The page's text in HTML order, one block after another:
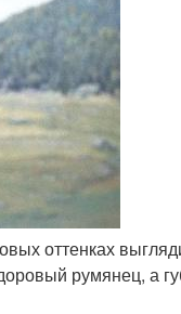
оттенках
румянец, а